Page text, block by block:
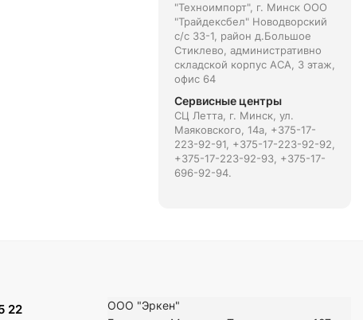
"Техноимпорт", г. Минск ООО
"Трайдексбел" Новодворский
с/с 33-1, район д.Большое
Стиклево, административно
складской корпус АСА, 3 этаж,
офис 64
Сервисные центры
СЦ Летта, г. Минск, ул.
Маяковского, 14а, +375-17-
223-92-91, +375-17-223-92-92,
+375-17-223-92-93, +375-17-
696-92-94.
22
ООО "Эркен"